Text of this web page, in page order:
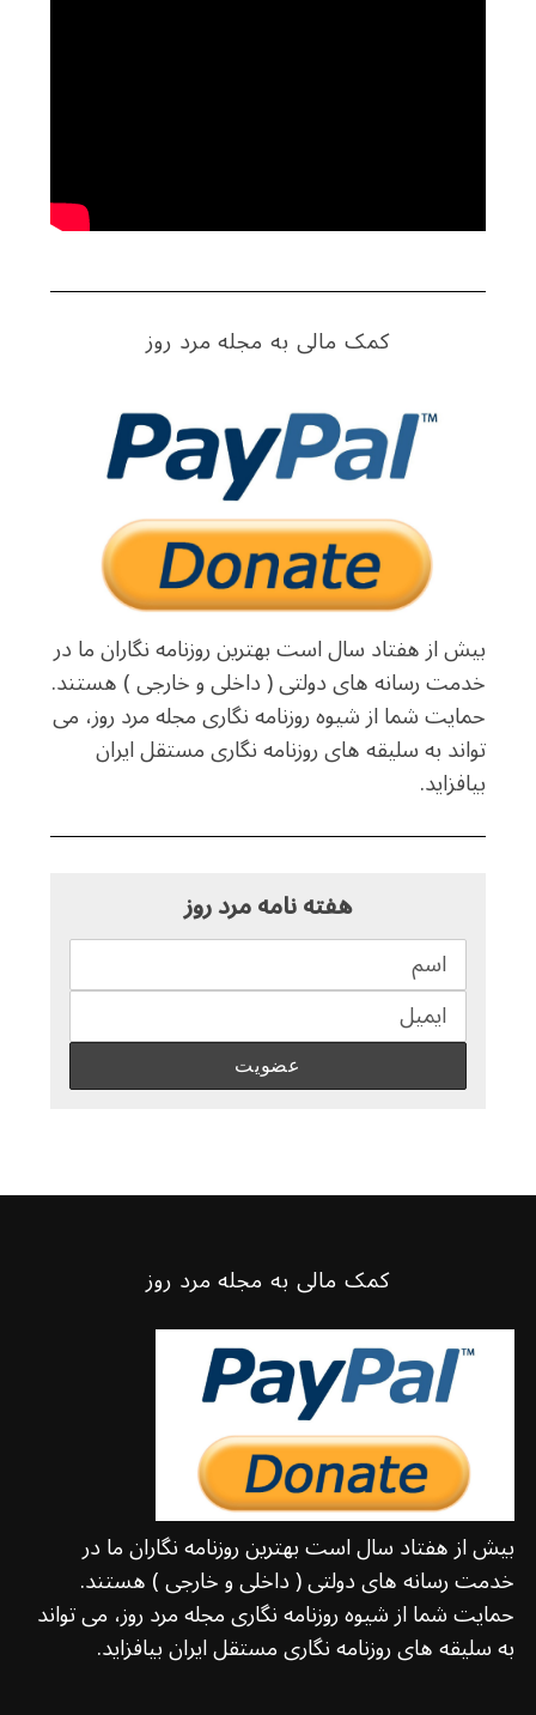
کمک مالی به مجله مرد روز
بیش از هفتاد سال است بهترین روزنامه نگاران ما در
خدمت رسانه های دولتی ( داخلی و خارجی ) هستند.
حمایت شما از شیوه روزنامه نگاری مجله مرد روز، می
تواند به سلیقه های روزنامه نگاری مستقل ایران
بیافزاید.
هفته نامه مرد روز
کمک مالی به مجله مرد روز
بیش از هفتاد سال است بهترین روزنامه نگاران ما در
خدمت رسانه های دولتی ( داخلی و خارجی ) هستند.
حمایت شما از شیوه روزنامه نگاری مجله مرد روز، می تواند
به سلیقه های روزنامه نگاری مستقل ایران بیافزاید.